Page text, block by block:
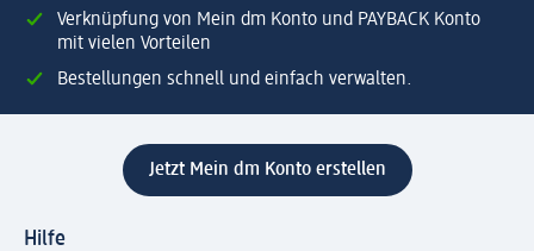
Verknüpfung von Mein dm Konto und PAYBACK Konto
mit vielen Vorteilen
Bestellungen schnell und einfach verwalten.
Jetzt Mein dm Konto erstellen
Hilfe